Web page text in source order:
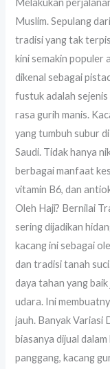
Melakukan
Muslim. Sepulang
tradisi yang tak
kini semakin populer
dikenal sebagai
fustuk adalah
rasa gurih manis.
yang tumbuh subur
Saudi. Tidak hanya
berbagai manfaat
vitamin B6, dan
Oleh Haji? Bernilai
sering dijadikan
kacang ini sebagai
dan tradisi tanah
daya tahan yang
udara. Ini
jauh. Banyak Variasi
biasanya dijual
panggang, kacang